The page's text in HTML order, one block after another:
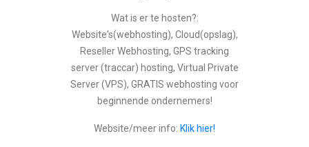
Wat is er te hosten?:
Website's(webhosting), Cloud(opslag),
Reseller Webhosting, GPS tracking
server (traccar) hosting, Virtual Private
Server (VPS), GRATIS webhosting voor
beginnende ondernemers!
Website/meer info: Klik hier!